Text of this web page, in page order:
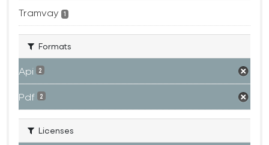
Tramvay 1
Formats
Api 2
Pdf 2
Licenses